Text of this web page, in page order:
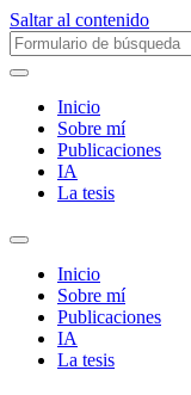
Saltar al contenido
Buscar:
Inicio
Sobre mí­
Publicaciones
IA
La tesis
Alternar
campo
búsqueda
Inicio
Sobre mí­
Publicaciones
IA
La tesis